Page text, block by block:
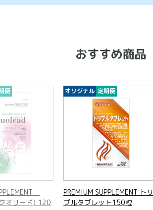
おすすめ商品
便
オリード) 120
オリジナル 定期便
PREMIUM SUPPLEMENT トリ
プルタブレット150粒